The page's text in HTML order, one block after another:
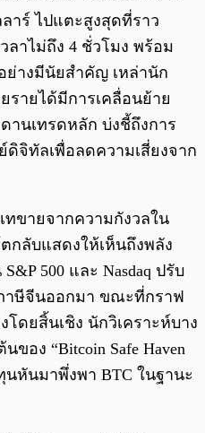
าร์ ไปแตะสูงสุดที่ราว
ลาไม่ถึง 4 ชั่วโมง พร้อม
ย่างมีนัยสำคัญ เหล่านัก
รายได้มีการเคลื่อนย้าย
านเทรดหลัก บ่งชี้ถึงการ
จิทัลเพื่อลดความเสี่ยงจาก
ขายจากความกังวลใน
กลับแสดงให้เห็นถึงพลัง
500 และ Nasdaq ปรับ
าษีจีนออกมา ขณะที่กราฟ
โดยสิ้นเชิง นักวิเคราะห์บาง
ของ “Bitcoin Safe Haven
นหันมาพึ่งพา BTC ในฐานะ